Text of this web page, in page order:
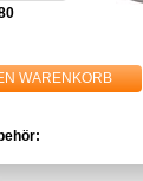
WARENKORB